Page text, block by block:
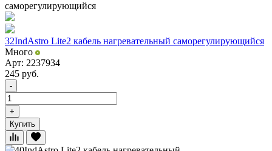
32IndAstro Lite2 кабель нагревательный саморегулирующийся
Много
Арт: 2237934
245 руб.
-
+
Купить